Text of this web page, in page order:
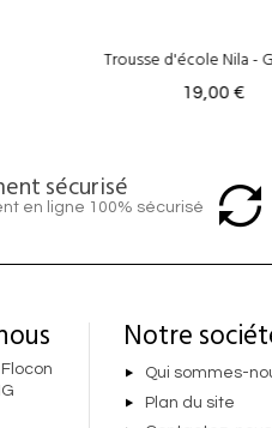
19,00 €
sécurisé
en ligne 100% sécurisé
Notre
Qui sommes-
Plan du site